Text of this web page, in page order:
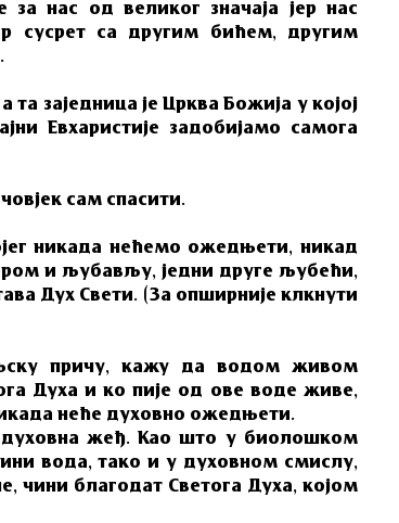
за нас од великог значаја јер нас
сусрет са другим бићем, другим
та заједница је Црква Божија у којој
Евхаристије задобијамо самога
сам спасити.
никада нећемо ожедњети, никад
и љубављу, једни друге љубећи,
Дух Свети. (За опширније клкнути
причу, кажу да водом живом
Духа и ко пије од ове воде живе,
неће духовно ожедњети.
духовна жеђ. Као што у биолошком
вода, тако и у духовном смислу,
чини благодат Светога Духа, којом